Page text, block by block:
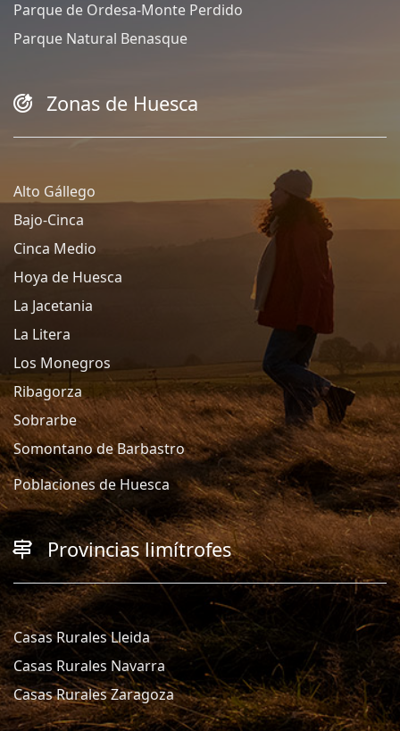
Parque de Ordesa-Monte Perdido
Parque Natural Benasque
Zonas de Huesca
Alto Gállego
Bajo-Cinca
Cinca Medio
Hoya de Huesca
La Jacetania
La Litera
Los Monegros
Ribagorza
Sobrarbe
Somontano de Barbastro
Poblaciones de Huesca
Provincias limítrofes
Casas Rurales Lleida
Casas Rurales Navarra
Casas Rurales Zaragoza